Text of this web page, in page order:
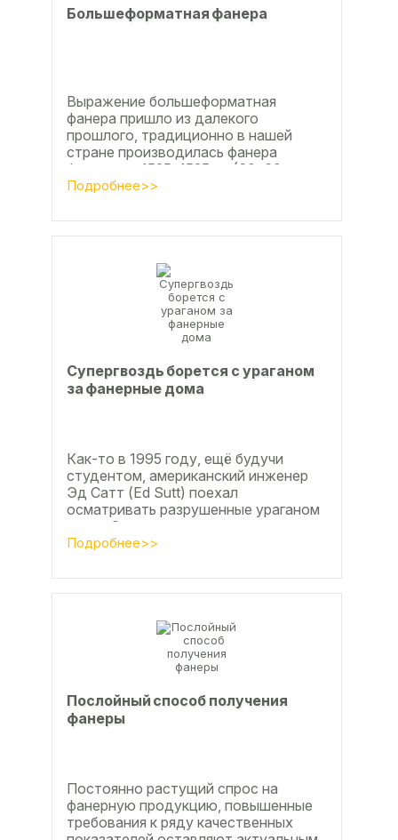
Большеформатная фанера
Выражение большеформатная
фанера пришло из далекого
прошлого, традиционно в нашей
стране производилась фанера
форматом 1525х1525мм (60х60
дюймов), форматы отличающиеся в
Подробнее>>
Супергвоздь борется с ураганом
за фанерные дома
Как-то в 1995 году, ещё будучи
студентом, американский инженер
Эд Сатт (Ed Sutt) поехал
осматривать разрушенные ураганом
дома. Он удивился, что ударов
стихии в большинстве случаев не...
Подробнее>>
Послойный способ получения
фанеры
Постоянно растущий спрос на
фанерную продукцию, повышенные
требования к ряду качественных